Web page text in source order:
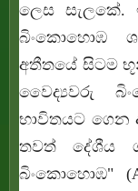
ලෙස
බිංකොහොඹ
අතීතයේ සිටම
වෛද්‍යවරු
භාවිතයට
තවත් දේශීය
බිංකොහොඹ" (